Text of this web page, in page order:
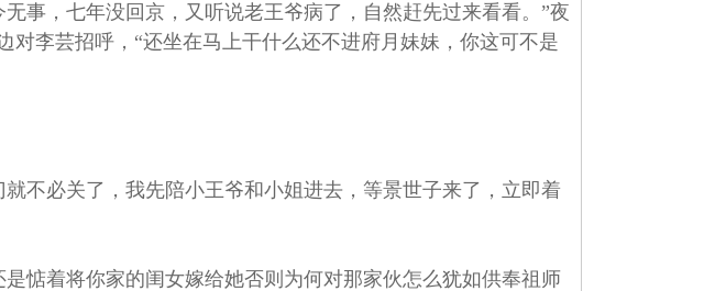
事，七年没回京，又听说老王爷病了，自然赶先过来看看。”夜
李芸招呼，“还坐在马上干什么还不进府月妹妹，你这可不是
不必关了，我先陪小王爷和小姐进去，等景世子来了，立即着
惦着将你家的闺女嫁给她否则为何对那家伙怎么犹如供奉祖师